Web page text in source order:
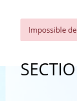
Impossible